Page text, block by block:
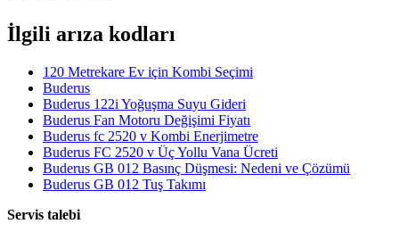
İlgili arıza kodları
120 Metrekare Ev için Kombi Seçimi
Buderus
Buderus 122i Yoğuşma Suyu Gideri
Buderus Fan Motoru Değişimi Fiyatı
Buderus fc 2520 v Kombi Enerjimetre
Buderus FC 2520 v Üç Yollu Vana Ücreti
Buderus GB 012 Basınç Düşmesi: Nedeni ve Çözümü
Buderus GB 012 Tuş Takımı
Servis talebi